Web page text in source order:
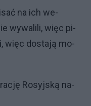
na ich we­
wy­wa­li­li, więc pi­
więc do­sta­ją mo­
Ro­syj­ską na­